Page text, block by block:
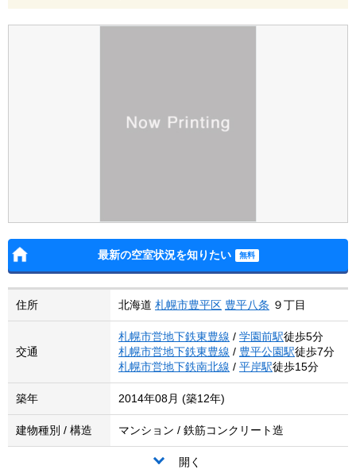
最新の空室状況を知りたい
住所 北海道 札幌市豊平区 豊平八条 ９丁目
交通
札幌市営地下鉄東豊線 / 学園前駅徒歩5分
札幌市営地下鉄東豊線 / 豊平公園駅徒歩7分
札幌市営地下鉄南北線 / 平岸駅徒歩15分
築年 2014年08月 (築12年)
建物種別 / 構造 マンション / 鉄筋コンクリート造
開く